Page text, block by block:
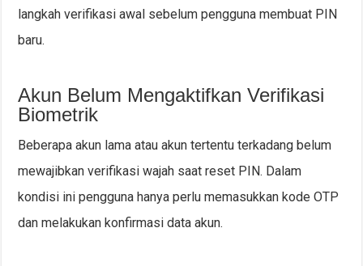
langkah verifikasi awal sebelum pengguna membuat PIN
baru.
Akun Belum Mengaktifkan Verifikasi
Biometrik
Beberapa akun lama atau akun tertentu terkadang belum
mewajibkan verifikasi wajah saat reset PIN. Dalam
kondisi ini pengguna hanya perlu memasukkan kode OTP
dan melakukan konfirmasi data akun.